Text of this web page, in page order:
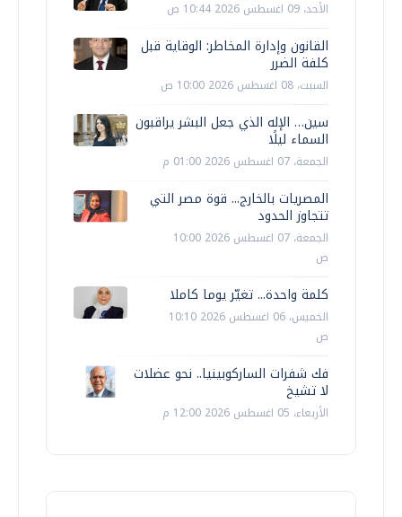
الأحد، 09 اغسطس 2026 10:44 ص
القانون وإدارة المخاطر: الوقاية قبل
كلفة الضرر
السبت، 08 اغسطس 2026 10:00 ص
سين… الإله الذي جعل البشر يراقبون
السماء ليلًا
الجمعة، 07 اغسطس 2026 01:00 م
المصريات بالخارج... قوة مصر التي
تتجاوز الحدود
الجمعة، 07 اغسطس 2026 10:00
ص
كلمة واحدة... تغيّر يوما كاملا
الخميس، 06 اغسطس 2026 10:10
ص
فك شفرات الساركوبينيا.. نحو عضلات
لا تشيخ
الأربعاء، 05 اغسطس 2026 12:00 م